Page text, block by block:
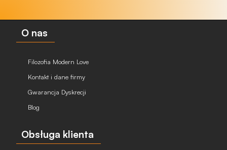
O nas
Filozofia Modern Love
Kontakt i dane firmy
Gwarancja Dyskrecji
Blog
Obsługa klienta